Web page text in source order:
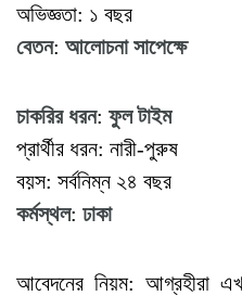
অভিজ্ঞতা: ১ বছর
বেতন: আলোচনা সাপেক্ষে
চাকরির ধরন: ফুল টাইম
প্রার্থীর ধরন: নারী-পুরুষ
বয়স: সর্বনিম্ন ২৪ বছর
কর্মস্থল: ঢাকা
আবেদনের নিয়ম: আগ্রহীরা